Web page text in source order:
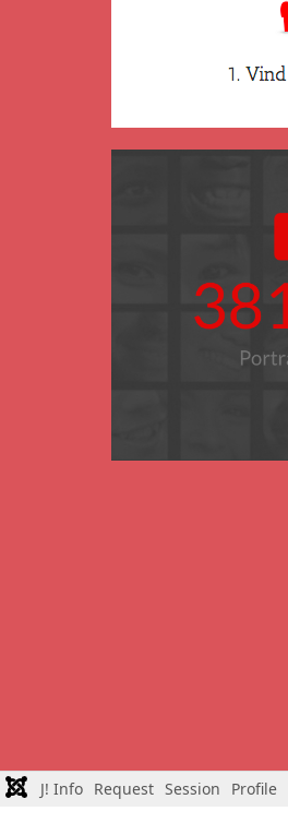
J! Info Request Session Profile